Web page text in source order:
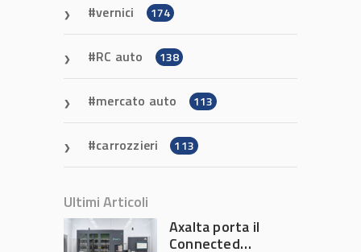
vernici 174
RC auto 138
mercato auto 113
carrozzieri 113
Ultimi Articoli
Axalta porta il
Connected